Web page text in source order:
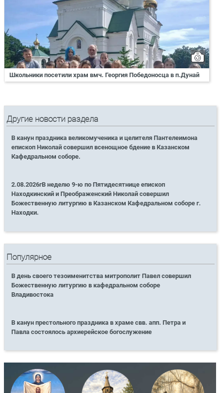
Школьники посетили храм вмч. Георгия Победоносца в п.Дунай
Другие новости раздела
В канун праздника великомученика и целителя Пантелеимона
епископ Николай совершил всенощное бдение в Казанском
Кафедральном соборе.
2.08.2026гВ неделю 9-ю по Пятидесятнице епископ
Находкинский и Преображенский Николай совершил
Божественную литургию в Казанском Кафедральном соборе г.
Находки.
Популярное
В день своего тезоименитства митрополит Павел совершил
Божественную литургию в кафедральном соборе
Владивостока
В канун престольного праздника в храме свв. апп. Петра и
Павла состоялось архиерейское богослужение